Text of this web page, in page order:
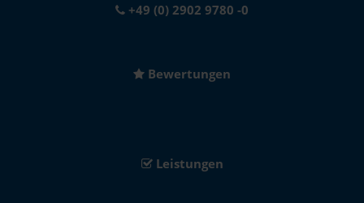
+49 (0) 2902 9780 -0
Bewertungen
Leistungen